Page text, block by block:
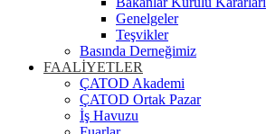
Genelgeler
Teşvikler
Basında Derneğimiz
FAALİYETLER
ÇATOD Akademi
ÇATOD Ortak Pazar
İş Havuzu